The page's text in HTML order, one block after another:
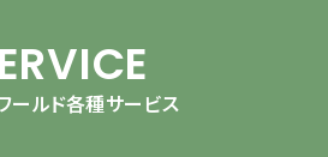
ールド各種サービス